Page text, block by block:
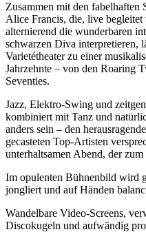
Zusammen mit den
Alice Francis, die, live begleitet
alternierend die wunderbaren
schwarzen Diva interpretieren,
Varietétheater zu einer
Jahrzehnte – von den Roaring
Seventies.
Jazz, Elektro-Swing und
kombiniert mit Tanz und
anders sein – den
gecasteten Top-Artisten
unterhaltsamen Abend, der
Im opulenten Bühnenbild wird
jongliert und auf Händen
Wandelbare Video-Screens,
Discokugeln und aufwändig